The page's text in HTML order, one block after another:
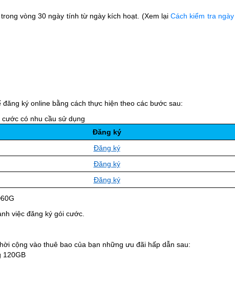
vòng 30 ngày tính từ ngày kích hoạt. (Xem lạiCách kiểm tra
ký online bằng cách thực hiện theo các bước sau:
có nhu cầu sử dụng
Đăng ký
Đăng ký
Đăng ký
Đăng ký
việc đăng ký gói cước.
cộng vào thuê bao của bạn những ưu đãi hấp dẫn sau:
120GB